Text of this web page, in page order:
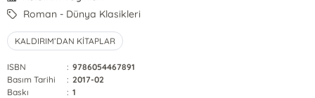
Roman - Dünya Klasikleri
KALDIRIM’DAN KİTAPLAR
ISBN : 9786054467891
Basım Tarihi
: 2017-02
Baskı
: 1